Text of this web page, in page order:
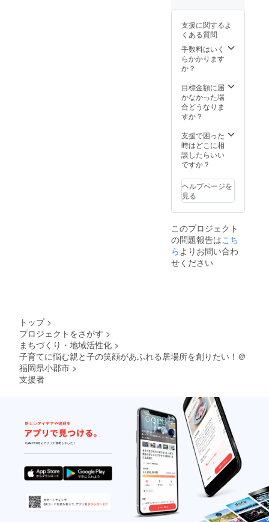
ます。
※詳細に
つきま
しては
別途ご
支援者
ていた
だきま
す。
セット
ソープ,
アロマ
マスク
スプ
レー,ア
トル）
加えて
サポー
ター側
会及び
打ち合
わせな
どにご
ただけ
ます。
支援に関するよ
くある質問
手数料はいく
らかかります
か？
目標金額に届
かなかった場
合どうなりま
すか？
支援で困った
時はどこに相
談したらいい
ですか？
ヘルプページを
見る
このプロジェクト
の問題報告はこち
らよりお問い合わ
せください
トップ >
プロジェクトをさがす >
まちづくり・地域活性化 >
子育てに悩む親と子の笑顔があふれる居場所を創りたい！＠
福岡県小郡市 >
支援者